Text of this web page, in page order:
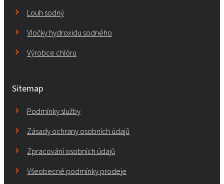
Louh sodný
Vločky hydroxidu sodného
Výrobce chlóru
Sitemap
Podmínky služby
Zásady ochrany osobních údajů
Zpracování osobních údajů
Všeobecné podmínky prodeje